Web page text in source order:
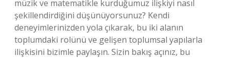
müzik ve matematikle kurduğumuz ilişkiyi nasıl
şekillendirdiğini düşünüyorsunuz? Kendi
deneyimlerinizden yola çıkarak, bu iki alanın
toplumdaki rolünü ve gelişen toplumsal yapılarla
ilişkisini bizimle paylaşın. Sizin bakış açınız, bu